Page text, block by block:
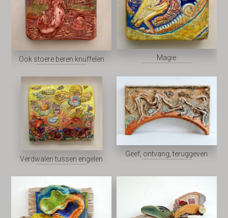
Ook stoere beren knuffelen Magie
Verdwalen tussen engelen
Geef, ontvang, teruggeven